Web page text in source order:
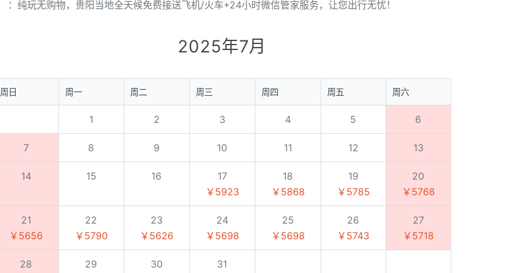
：纯玩无购物，贵阳当地全天候免费接送飞机/火车+24小时微信管家服务，让您出行无忧！
2025年7月
周日 周一 周二 周三 周四 周五 周六
1 2 3 4 5 6
7 8 9 10 11 12 13
14 15 16
17
￥5923
18
￥5868
19
￥5785
20
￥5768
21
￥5656
22
￥5790
23
￥5626
24
￥5698
25
￥5698
26
￥5743
27
￥5718
28
29
30
31